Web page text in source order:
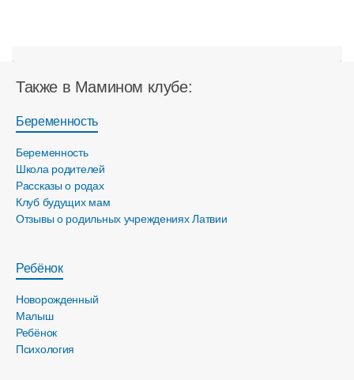
Также в Мамином клубе:
Беременность
Беременность
Школа родителей
Рассказы о родах
Клуб будущих мам
Отзывы о родильных учреждениях Латвии
Ребёнок
Новорожденный
Малыш
Ребёнок
Психология